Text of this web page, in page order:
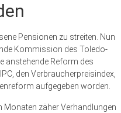
Pensionen zu streiten. Nun
Kommission des Toledo-
anstehende Reform des
den Verbraucherpreisindex,
aufgegeben worden.
zäher Verhandlungen